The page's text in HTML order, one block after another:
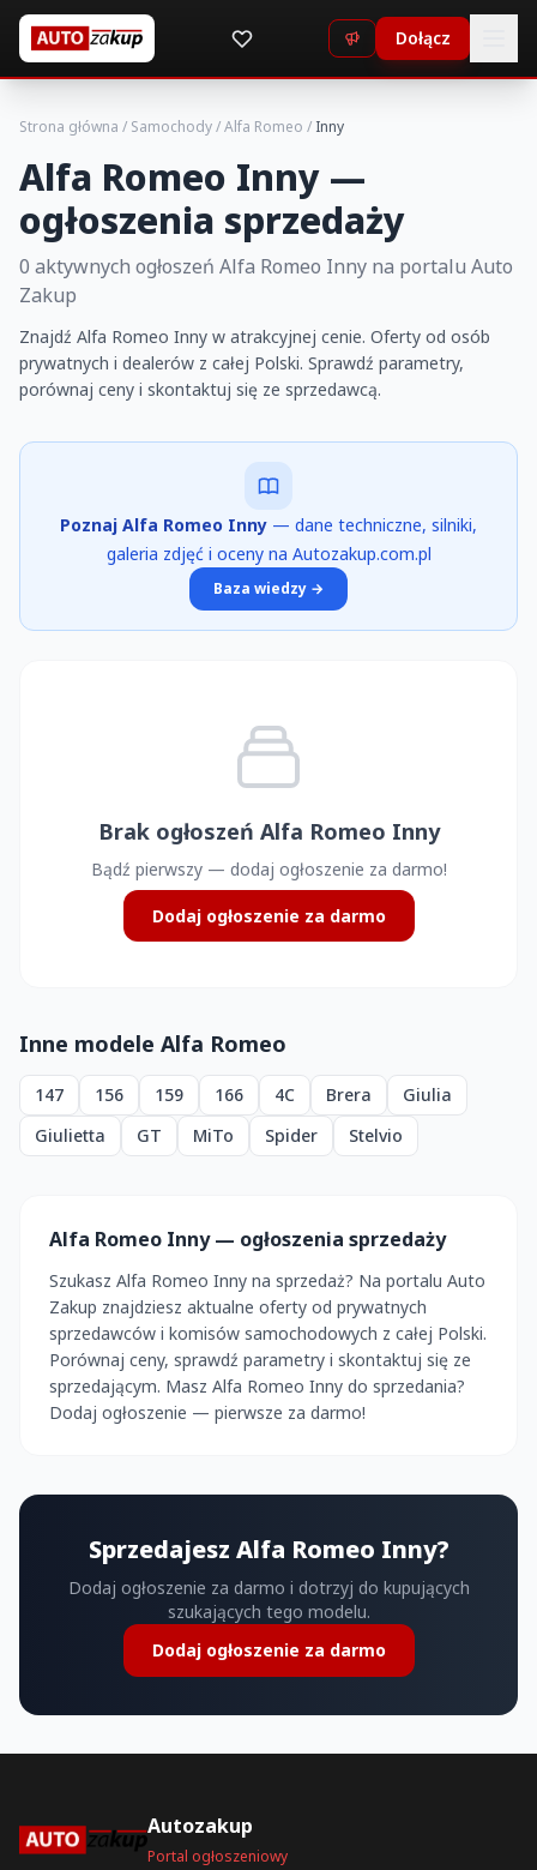
Dołącz
Strona główna / Samochody/Alfa Romeo / Inny
Alfa Romeo Inny —
ogłoszenia sprzedaży
0 aktywnych ogłoszeń Alfa Romeo Inny na portalu Auto
Zakup
Znajdź Alfa Romeo Inny w atrakcyjnej cenie. Oferty od osób
prywatnych i dealerów z całej Polski. Sprawdź parametry,
porównaj ceny i skontaktuj się ze sprzedawcą.
Poznaj Alfa Romeo Inny — dane techniczne, silniki,
galeria zdjęć i oceny na Autozakup.com.pl
Baza wiedzy →
Brak ogłoszeń Alfa Romeo Inny
Bądź pierwszy — dodaj ogłoszenie za darmo!
Dodaj ogłoszenie za darmo
Inne modele Alfa Romeo
147 156 159 166 4C Brera
Giulia
Giulietta
GT MiTo Spider Stelvio
Alfa Romeo Inny — ogłoszenia sprzedaży
Szukasz Alfa Romeo Inny na sprzedaż? Na portalu Auto
Zakup znajdziesz aktualne oferty od prywatnych
sprzedawców i komisów samochodowych z całej Polski.
Porównaj ceny, sprawdź parametry i skontaktuj się ze
sprzedającym. Masz Alfa Romeo Inny do sprzedania?
Dodaj ogłoszenie — pierwsze za darmo!
Sprzedajesz Alfa Romeo Inny?
Dodaj ogłoszenie za darmo i dotrzyj do kupujących
szukających tego modelu.
Dodaj ogłoszenie za darmo
Autozakup
Portal ogłoszeniowy